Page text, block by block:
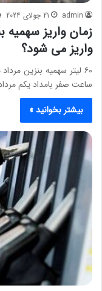
admin 21 جولای 2024
زمان واریز سهمیه
واریز می شود؟
۶۰ لیتر سهمیه بنزین
ساعت صفر بامداد یکم
بیشتر بخوانید »